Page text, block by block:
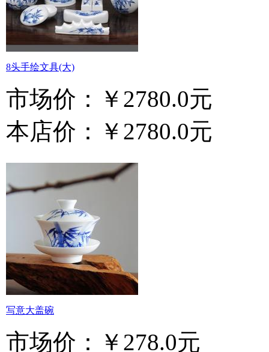
8头手绘文具(大)
市场价：
￥2780.0元
本店价：
￥2780.0元
写意大盖碗
市场价：
￥278.0元